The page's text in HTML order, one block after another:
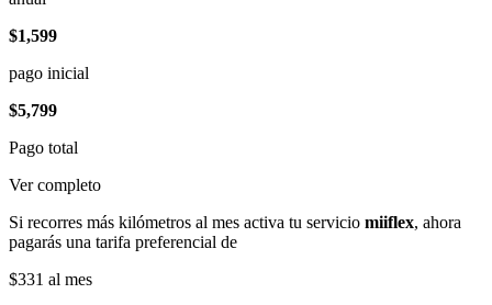
$1,599
pago inicial
$5,799
Pago total
Ver completo
Si recorres más kilómetros al mes activa tu servicio miiflex, ahora
pagarás una tarifa preferencial de
$331 al mes